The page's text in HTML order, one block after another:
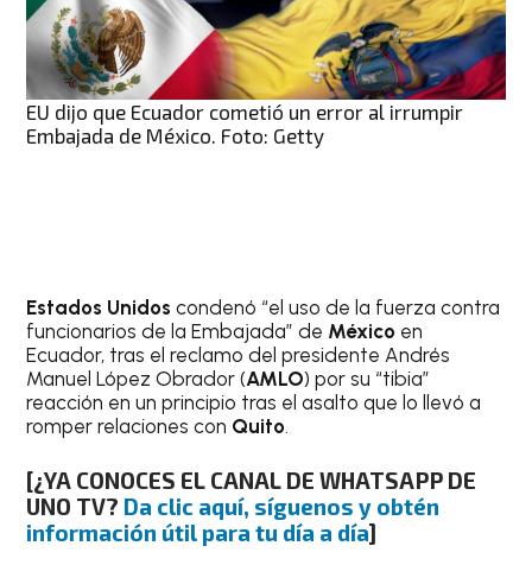
EU dijo que Ecuador cometió un error al irrumpir
Embajada de México. Foto: Getty
Estados Unidos condenó “el uso de la fuerza contra
funcionarios de la Embajada” de México en
Ecuador, tras el reclamo del presidente Andrés
Manuel López Obrador (AMLO) por su “tibia”
reacción en un principio tras el asalto que lo llevó a
romper relaciones con Quito.
[¿YA CONOCES EL CANAL DE WHATSAPP DE
UNO TV? Da clic aquí, síguenos y obtén
información útil para tu día a día]